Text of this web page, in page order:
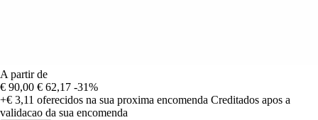
A partir de
€ 90,00 € 62,17 -31%
+€ 3,11 oferecidos na sua proxima encomenda Creditados apos a
validacao da sua encomenda